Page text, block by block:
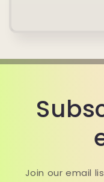
Join our email